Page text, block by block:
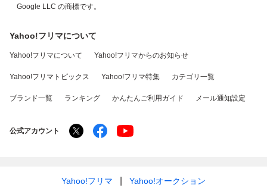
Google LLC の商標です。
Yahoo!フリマについて
Yahoo!フリマについて Yahoo!フリマからのお知らせ
Yahoo!フリマトピックス Yahoo!フリマ特集 カテゴリ一覧
ブランド一覧 ランキング かんたんご利用ガイド メール通知設定
公式アカウント
Yahoo!フリマ Yahoo!オークション